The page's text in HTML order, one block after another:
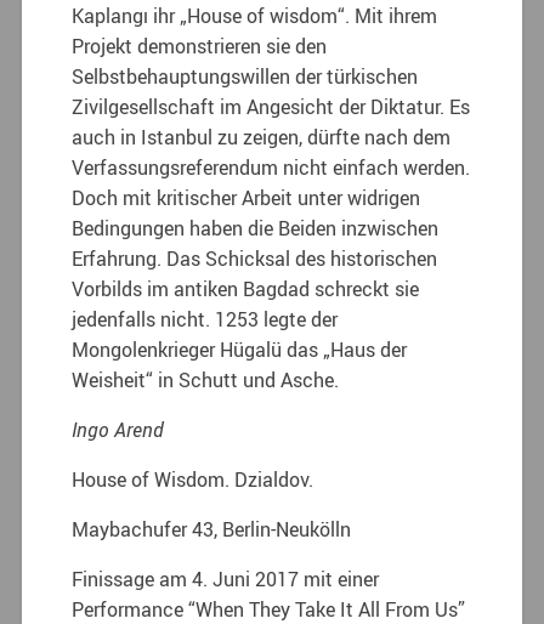
Kaplangı ihr „House of wisdom“. Mit ihrem
Projekt demonstrieren sie den
Selbstbehauptungswillen der türkischen
Zivilgesellschaft im Angesicht der Diktatur. Es
auch in Istanbul zu zeigen, dürfte nach dem
Verfassungsreferendum nicht einfach werden.
Doch mit kritischer Arbeit unter widrigen
Bedingungen haben die Beiden inzwischen
Erfahrung. Das Schicksal des historischen
Vorbilds im antiken Bagdad schreckt sie
jedenfalls nicht. 1253 legte der
Mongolenkrieger Hügalü das „Haus der
Weisheit“ in Schutt und Asche.
Ingo Arend
House of Wisdom. Dzialdov.
Maybachufer 43, Berlin-Neukölln
Finissage am 4. Juni 2017 mit einer
Performance “When They Take It All From Us”